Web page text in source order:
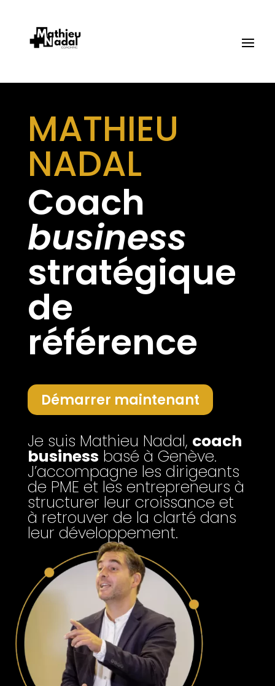
MATHIEU
NADAL
Coach
business
stratégique
de
référence
Démarrer maintenant
Je suis Mathieu Nadal, coach
business basé à Genève.
J’accompagne les dirigeants
de PME et les entrepreneurs à
structurer leur croissance et
à retrouver de la clarté dans
leur développement.